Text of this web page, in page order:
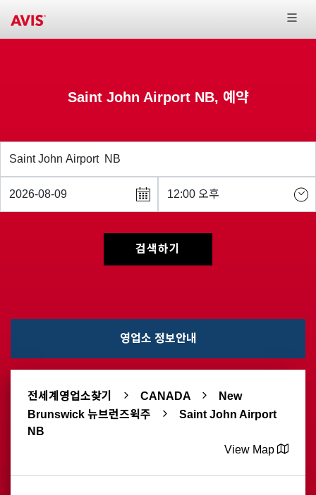
Saint John Airport NB, 예약
검색하기
영업소 정보안내
전세계영업소찾기 CANADA
New
Brunswick 뉴브런즈윅주
Saint John Airport
NB
View Map